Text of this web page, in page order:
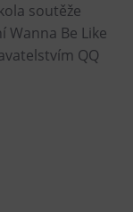
soutěže
Wanna Be Like
QQ